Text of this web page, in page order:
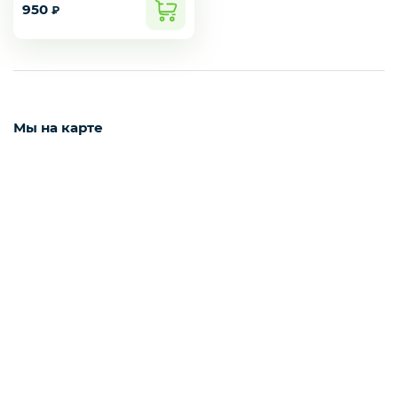
Для бизнеса
950 ₽
Мы на карте